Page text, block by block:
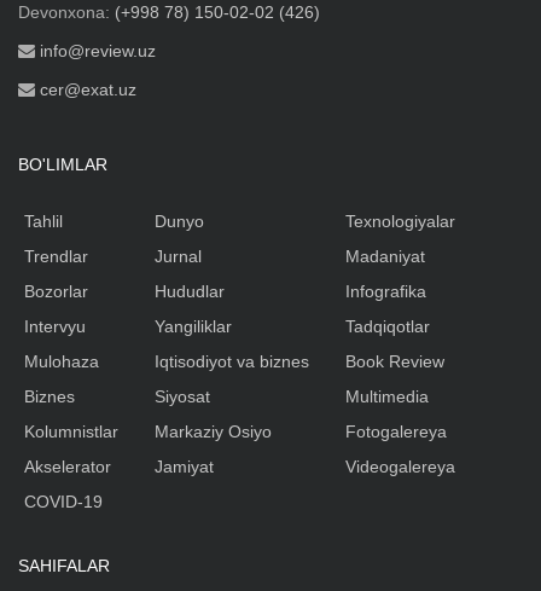
Devonxona: (+998 78) 150-02-02 (426)
info@review.uz
cer@exat.uz
BO'LIMLAR
Tahlil
Trendlar
Bozorlar
Intervyu
Mulohaza
Biznes
Kolumnistlar
Akselerator
Dunyo
Jurnal
Hududlar
Yangiliklar
Iqtisodiyot va biznes
Siyosat
Markaziy Osiyo
Jamiyat
Texnologiyalar
Madaniyat
Infografika
Tadqiqotlar
Book Review
Multimedia
Fotogalereya
Videogalereya
COVID-19
SAHIFALAR